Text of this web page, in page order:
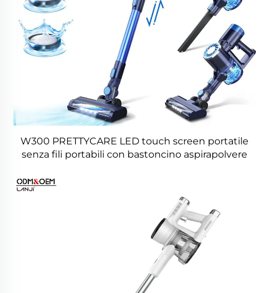
W300 PRETTYCARE LED touch screen portatile
senza fili portabili con bastoncino aspirapolvere